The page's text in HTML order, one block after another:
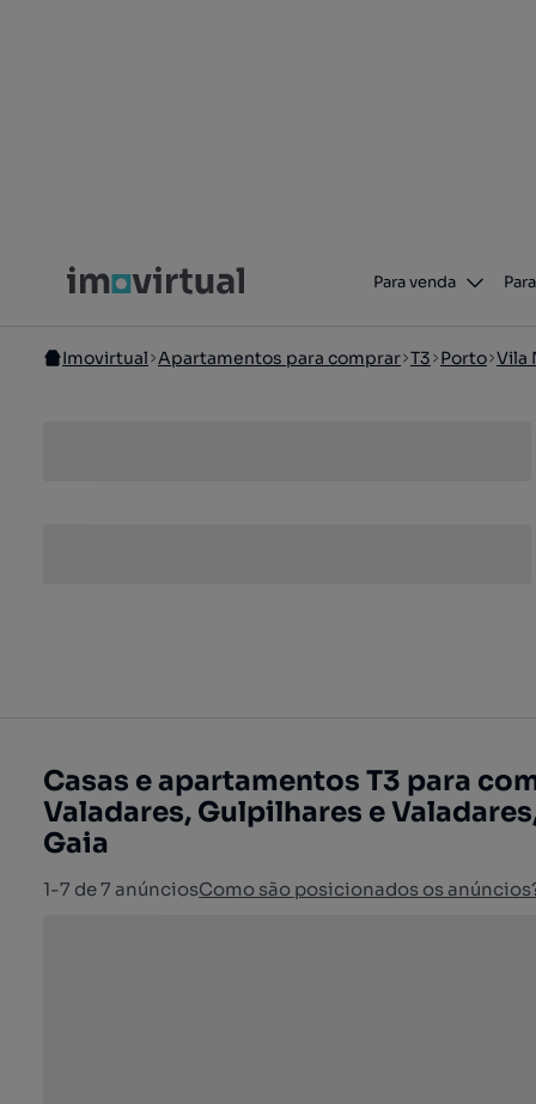
Para venda
Imovirtual Apartamentos para comprar T3 Porto Vila
Casas e apartamentos T3 para
Valadares, Gulpilhares e
Gaia
1-7 de 7 anúnciosComo são posicionados os